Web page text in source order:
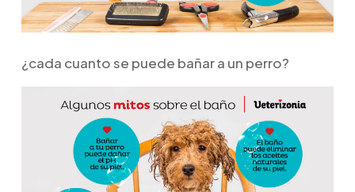
¿cada cuanto se puede bañar a un perro?